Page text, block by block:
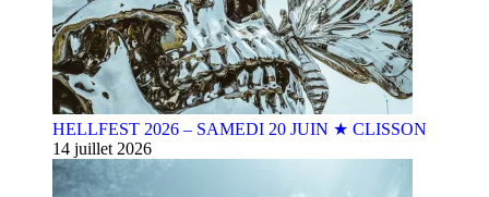
HELLFEST 2026 – SAMEDI 20 JUIN ★ CLISSON
14 juillet 2026